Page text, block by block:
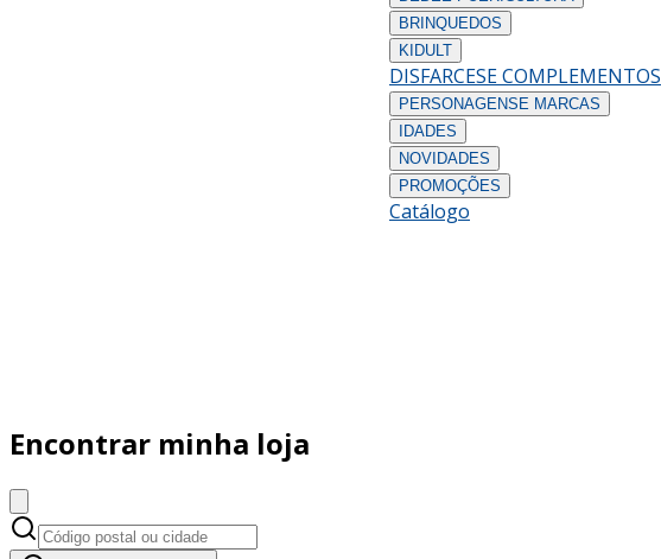
BRINQUEDOS
KIDULT
DISFARCESE COMPLEMENTOS
PERSONAGENS E MARCAS
IDADES
NOVIDADES
PROMOÇÕES
Catálogo
Encontrar minha loja